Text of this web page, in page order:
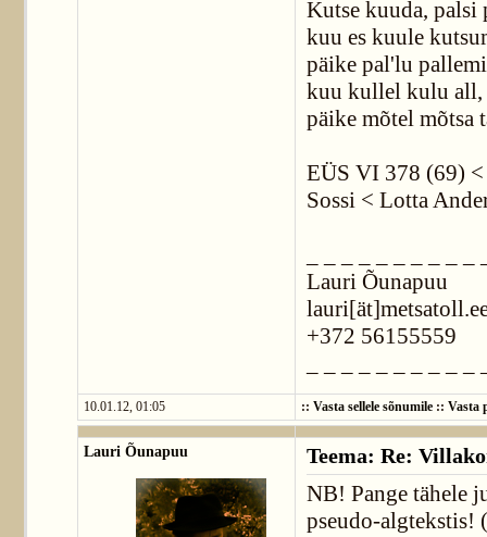
Kutse kuuda, palsi
kuu es kuule
päike pal'lu
kuu kullel kulu all,
päike mõtel mõtsa
EÜS VI 378 (69) <
Sossi < Lotta
Lauri Õunapuu
+372 56155559
10.01.12, 01:05 :: Vasta sellele sõnumile:: Vasta
Lauri Õunapuu Teema: Re:
NB! Pange tähele
pseudo-algtekstis!